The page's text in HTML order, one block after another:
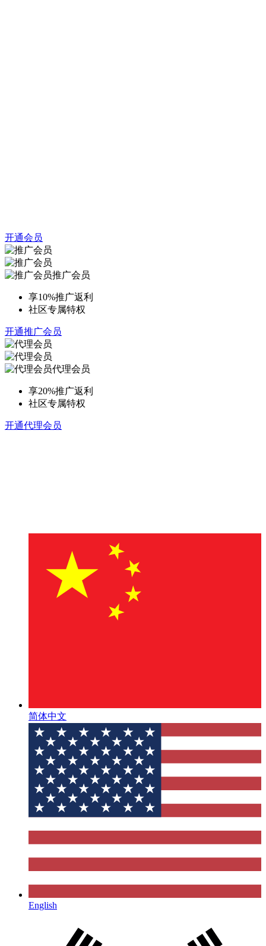
开通会员
推广会员
享10%推广返利
社区专属特权
开通推广会员
代理会员
享20%推广返利
社区专属特权
开通代理会员
简体中文
English